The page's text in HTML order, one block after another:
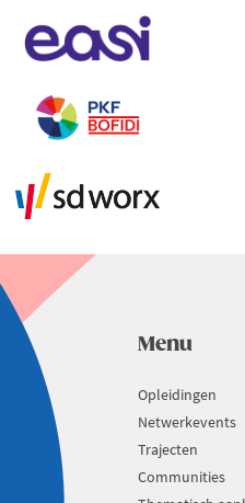
Menu
Opleidingen
Netwerkevents
Trajecten
Communities